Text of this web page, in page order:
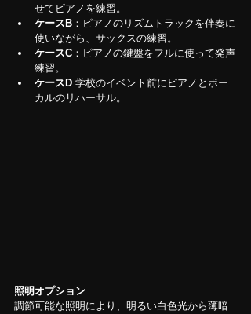
せてピアノを練習。
ケースB ：ピアノのリズムトラックを伴奏に
使いながら、サックスの練習。
ケースC ：ピアノの鍵盤をフルに使って発声
練習。
ケースD 学校のイベント前にピアノとボー
カルのリハーサル。
照明オプション
調節可能な照明により、明るい白色光から薄暗